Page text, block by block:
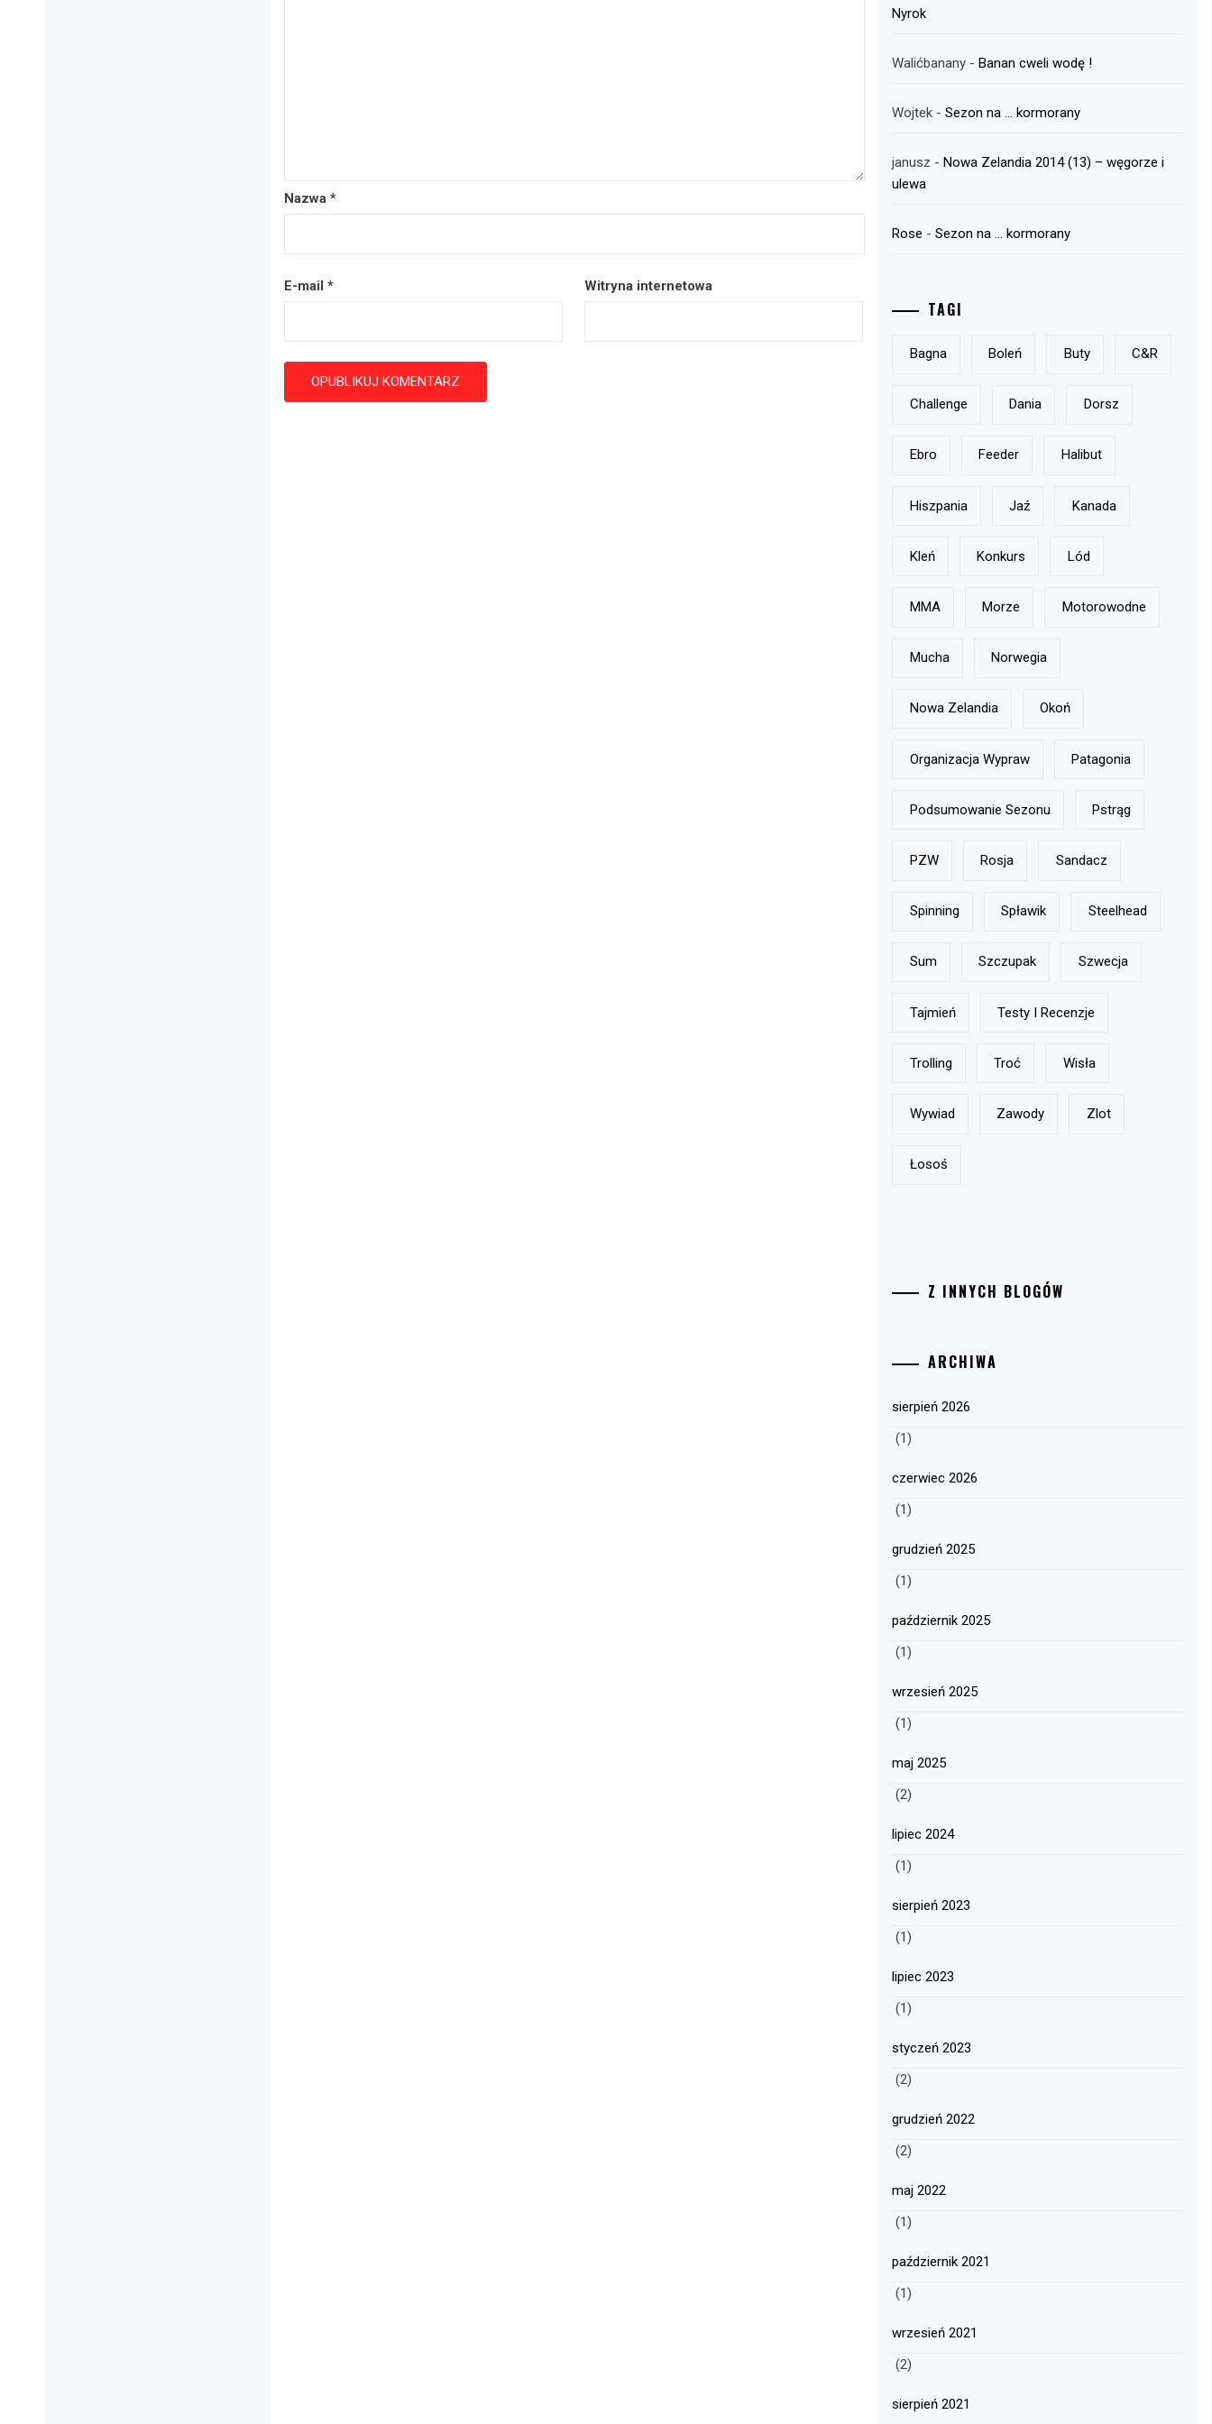
Nazwa *
E-mail * Witryna internetowa
Nyrok
Walićbanany -Banan cweli wodę !
Wojtek -Sezon na … kormorany
janusz -Nowa Zelandia 2014 (13) – węgorze i
ulewa
Rose -Sezon na … kormorany
TAGI
Bagna Boleń Buty C&r
Challenge Dania Dorsz
Ebro Feeder Halibut
Hiszpania Jaź Kanada
Kleń Konkurs Lód
MMA Morze Motorowodne
Mucha Norwegia
Nowa Zelandia Okoń
Organizacja Wypraw Patagonia
Podsumowanie Sezonu Pstrąg
PZW Rosja Sandacz
Spinning Spławik Steelhead
Sum Szczupak Szwecja
Tajmień Testy I Recenzje
Trolling Troć Wisła
Wywiad Zawody Zlot
Łosoś
Z INNYCH BLOGÓW
ARCHIWA
sierpień 2026
(1)
czerwiec 2026
(1)
grudzień 2025
(1)
październik 2025
(1)
wrzesień 2025
(1)
maj 2025
(2)
lipiec 2024
(1)
sierpień 2023
(1)
lipiec 2023
(1)
styczeń 2023
(2)
grudzień 2022
(2)
maj 2022
(1)
październik 2021
(1)
wrzesień 2021
(2)
sierpień 2021